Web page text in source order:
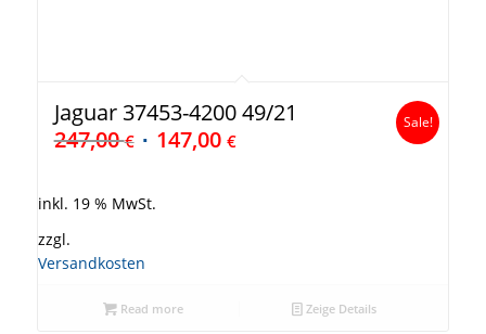
Jaguar 37453-4200 49/21
247,00€ 147,00 €
Sale!
inkl. 19 % MwSt.
zzgl.
Versandkosten
Read more Zeige Details